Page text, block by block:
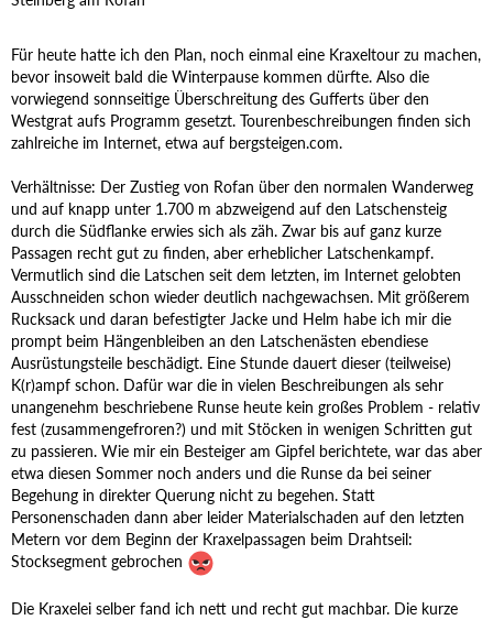
Für heute hatte ich den Plan, noch einmal eine Kraxeltour zu machen,
bevor insoweit bald die Winterpause kommen dürfte. Also die
vorwiegend sonnseitige Überschreitung des Gufferts über den
Westgrat aufs Programm gesetzt. Tourenbeschreibungen finden sich
zahlreiche im Internet, etwa auf bergsteigen.com.
Verhältnisse: Der Zustieg von Rofan über den normalen Wanderweg
und auf knapp unter 1.700 m abzweigend auf den Latschensteig
durch die Südflanke erwies sich als zäh. Zwar bis auf ganz kurze
Passagen recht gut zu finden, aber erheblicher Latschenkampf.
Vermutlich sind die Latschen seit dem letzten, im Internet gelobten
Ausschneiden schon wieder deutlich nachgewachsen. Mit größerem
Rucksack und daran befestigter Jacke und Helm habe ich mir die
prompt beim Hängenbleiben an den Latschenästen ebendiese
Ausrüstungsteile beschädigt. Eine Stunde dauert dieser (teilweise)
K(r)ampf schon. Dafür war die in vielen Beschreibungen als sehr
unangenehm beschriebene Runse heute kein großes Problem - relativ
fest (zusammengefroren?) und mit Stöcken in wenigen Schritten gut
zu passieren. Wie mir ein Besteiger am Gipfel berichtete, war das aber
etwa diesen Sommer noch anders und die Runse da bei seiner
Begehung in direkter Querung nicht zu begehen. Statt
Personenschaden dann aber leider Materialschaden auf den letzten
Metern vor dem Beginn der Kraxelpassagen beim Drahtseil:
Stocksegment gebrochen
Die Kraxelei selber fand ich nett und recht gut machbar. Die kurze